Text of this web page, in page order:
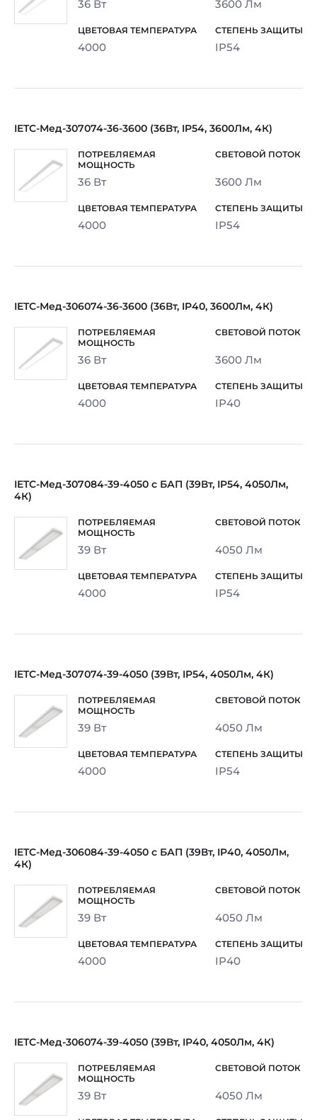
36 Вт 3600 Лм
4000 IP54
IETC-Мед-307074-36-3600 (36Вт, IP54, 3600Лм, 4К)
36 Вт 3600 Лм
4000 IP54
IETC-Мед-306074-36-3600 (36Вт, IP40, 3600Лм, 4К)
36 Вт 3600 Лм
4000 IP40
IETC-Мед-307084-39-4050 с БАП (39Вт, IP54, 4050Лм,
4К)
39 Вт 4050 Лм
4000 IP54
IETC-Мед-307074-39-4050 (39Вт, IP54, 4050Лм, 4К)
39 Вт 4050 Лм
4000 IP54
IETC-Мед-306084-39-4050 с БАП (39Вт, IP40, 4050Лм,
4К)
39 Вт 4050 Лм
4000 IP40
IETC-Мед-306074-39-4050 (39Вт, IP40, 4050Лм, 4К)
39 Вт 4050 Лм